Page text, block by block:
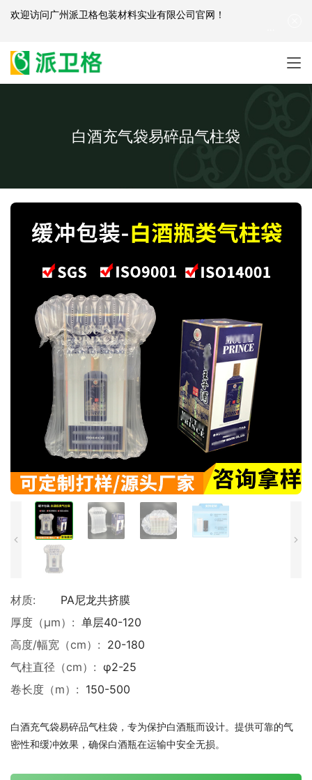
白酒充气袋易碎品气柱袋
材质:
PA尼龙共挤膜
厚度（μm）: 单层40-120
高度/幅宽（cm）: 20-180
气柱直径（cm）: φ2-25
卷长度（m）: 150-500
白酒充气袋易碎品气柱袋，专为保护白酒瓶而设计。提供可靠的气
密性和缓冲效果，确保白酒瓶在运输中安全无损。
欢迎访问广州派卫格包装材料实业有限公司官网 ！